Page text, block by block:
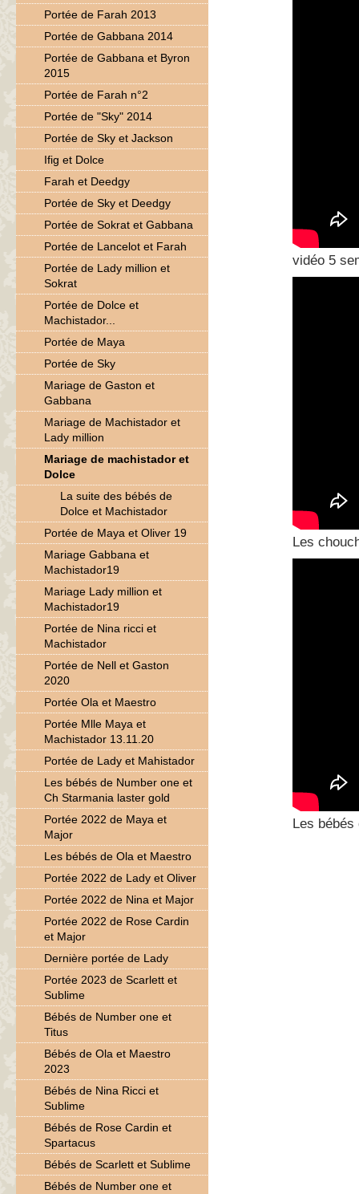
vidéo 5
Les
Les
Portée de Farah 2013
Portée de Gabbana 2014
Portée de Gabbana et Byron
2015
Portée de Farah n°2
Portée de "Sky" 2014
Portée de Sky et Jackson
Ifig et Dolce
Farah et Deedgy
Portée de Sky et Deedgy
Portée de Sokrat et Gabbana
Portée de Lancelot et Farah
Portée de Lady million et
Sokrat
Portée de Dolce et
Machistador...
Portée de Maya
Portée de Sky
Mariage de Gaston et
Gabbana
Mariage de Machistador et
Lady million
Mariage de machistador et
Dolce
La suite des bébés de
Dolce et Machistador
Portée de Maya et Oliver 19
Mariage Gabbana et
Machistador19
Mariage Lady million et
Machistador19
Portée de Nina ricci et
Machistador
Portée de Nell et Gaston
2020
Portée Ola et Maestro
Portée Mlle Maya et
Machistador 13.11.20
Portée de Lady et Mahistador
Les bébés de Number one et
Ch Starmania laster gold
Portée 2022 de Maya et
Major
Les bébés de Ola et Maestro
Portée 2022 de Lady et Oliver
Portée 2022 de Nina et Major
Portée 2022 de Rose Cardin
et Major
Dernière portée de Lady
Portée 2023 de Scarlett et
Sublime
Bébés de Number one et
Titus
Bébés de Ola et Maestro
2023
Bébés de Nina Ricci et
Sublime
Bébés de Rose Cardin et
Spartacus
Bébés de Scarlett et Sublime
Bébés de Number one et